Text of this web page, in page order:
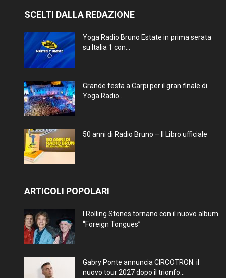
SCELTI DALLA REDAZIONE
Yoga Radio Bruno Estate in prima serata
su Italia 1 con...
Grande festa a Carpi per il gran finale di
Yoga Radio...
50 anni di Radio Bruno – Il Libro ufficiale
ARTICOLI POPOLARI
I Rolling Stones tornano con il nuovo album
“Foreign Tongues”
Gabry Ponte annuncia CIRCOTRON: il
nuovo tour 2027 dopo il trionfo...